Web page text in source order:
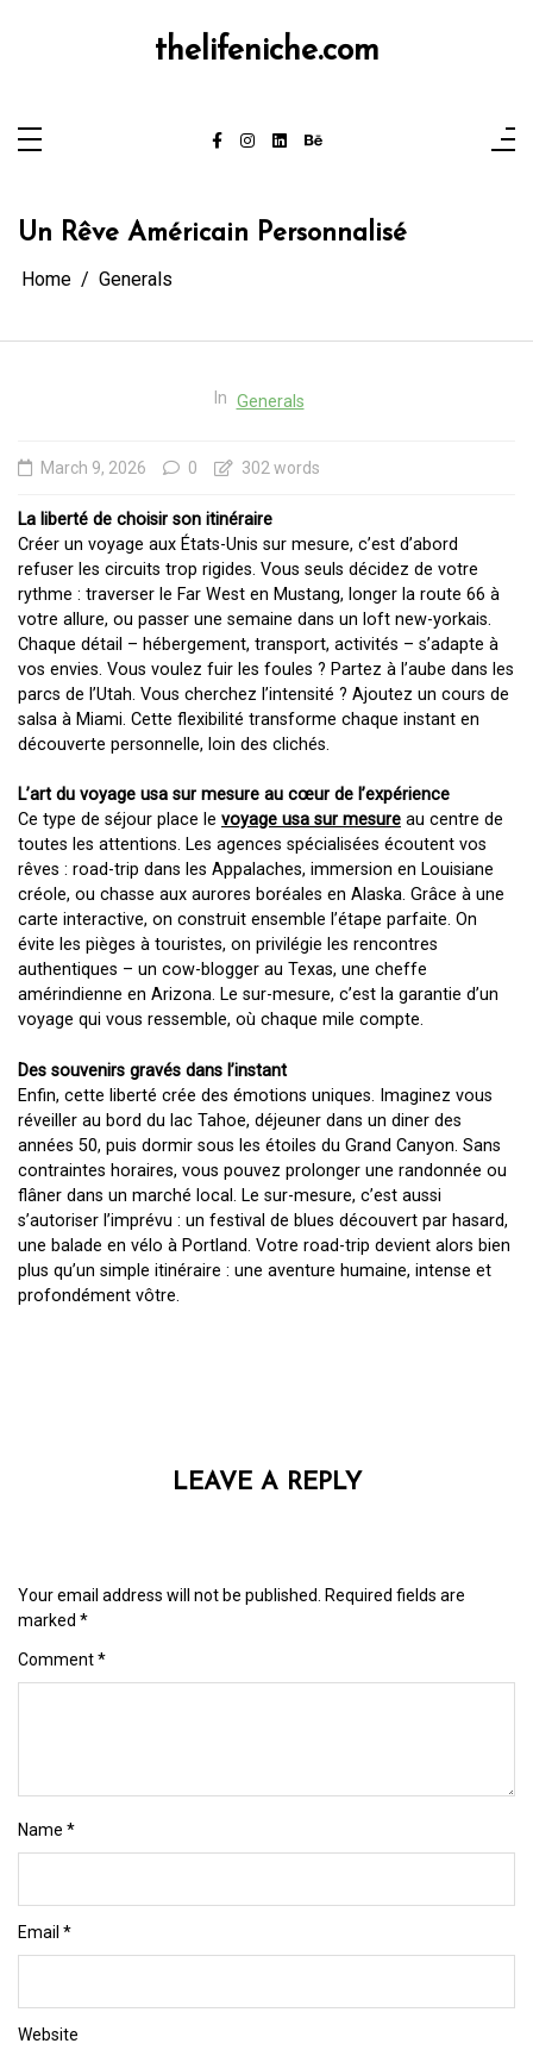
thelifeniche.com
Un Rêve Américain Personnalisé
Home Generals
In Generals
March 9, 2026 0 302 words
La liberté de choisir son itinéraire
Créer un voyage aux États-Unis sur mesure, c’est d’abord
refuser les circuits trop rigides. Vous seuls décidez de votre
rythme : traverser le Far West en Mustang, longer la route 66 à
votre allure, ou passer une semaine dans un loft new-yorkais.
Chaque détail – hébergement, transport, activités – s’adapte à
vos envies. Vous voulez fuir les foules ? Partez à l’aube dans les
parcs de l’Utah. Vous cherchez l’intensité ? Ajoutez un cours de
salsa à Miami. Cette flexibilité transforme chaque instant en
découverte personnelle, loin des clichés.
L’art du voyage usa sur mesure au cœur de l’expérience
Ce type de séjour place le voyage usa sur mesure au centre de
toutes les attentions. Les agences spécialisées écoutent vos
rêves : road-trip dans les Appalaches, immersion en Louisiane
créole, ou chasse aux aurores boréales en Alaska. Grâce à une
carte interactive, on construit ensemble l’étape parfaite. On
évite les pièges à touristes, on privilégie les rencontres
authentiques – un cow-blogger au Texas, une cheffe
amérindienne en Arizona. Le sur-mesure, c’est la garantie d’un
voyage qui vous ressemble, où chaque mile compte.
Des souvenirs gravés dans l’instant
Enfin, cette liberté crée des émotions uniques. Imaginez vous
réveiller au bord du lac Tahoe, déjeuner dans un diner des
années 50, puis dormir sous les étoiles du Grand Canyon. Sans
contraintes horaires, vous pouvez prolonger une randonnée ou
flâner dans un marché local. Le sur-mesure, c’est aussi
s’autoriser l’imprévu : un festival de blues découvert par hasard,
une balade en vélo à Portland. Votre road-trip devient alors bien
plus qu’un simple itinéraire : une aventure humaine, intense et
profondément vôtre.
LEAVE A REPLY
Your email address will not be published. Required fields are
marked *
Comment*
Name *
Email *
Website